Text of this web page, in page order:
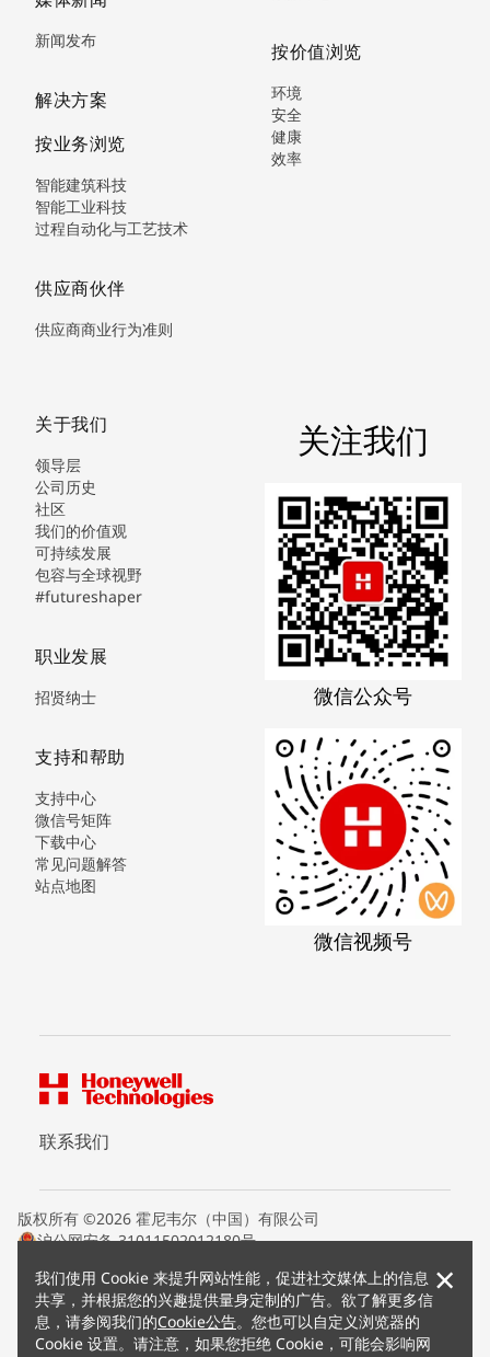
我们使用 Cookie 来提升网站性能，促进社交媒体上的信息
共享，并根据您的兴趣提供量身定制的广告。欲了解更多信
息，请参阅我们的Cookie公告。您也可以自定义浏览器的
Cookie 设置。请注意，如果您拒绝 Cookie，可能会影响网
×
新闻发布
解决方案
按业务浏览
智能建筑科技
智能工业科技
过程自动化与工艺技术
供应商伙伴
供应商商业行为准则
按价值浏览
环境
安全
健康
效率
关于我们
领导层
公司历史
社区
我们的价值观
可持续发展
包容与全球视野
#futureshaper
职业发展
招贤纳士
支持和帮助
支持中心
微信号矩阵
下载中心
常见问题解答
站点地图
关注我们
微信公众号
微信视频号
联系我们
版权所有 ©2026 霍尼韦尔（中国）有限公司
沪公网安备 31011502012180号
条款条约
隐私声明
您的隐私选项
霍尼韦尔科技Cookie通知